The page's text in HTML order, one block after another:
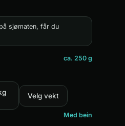
sjømaten, får du
ca. 250 g
Velg vekt
Med bein